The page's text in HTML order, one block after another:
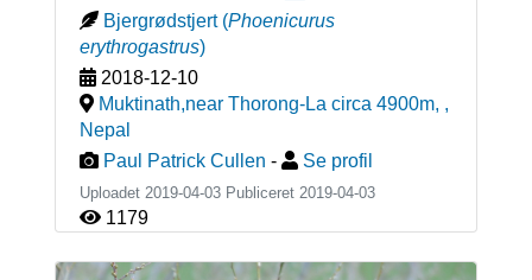
Bjergrødstjert (Phoenicurus
erythrogastrus)
2018-12-10
Muktinath,near Thorong-La circa 4900m, ,
Nepal
Paul Patrick Cullen - Se profil
Uploadet 2019-04-03 Publiceret 2019-04-03
1179